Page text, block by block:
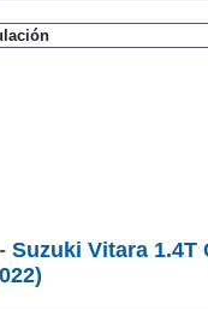
Suzuki Vitara 1.4T